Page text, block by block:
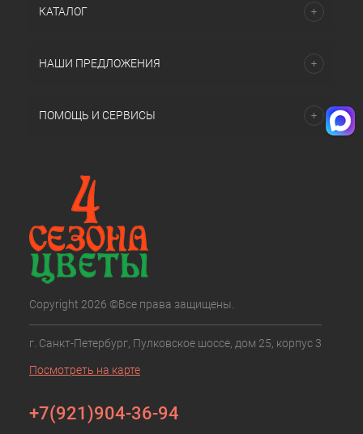
КАТАЛОГ
НАШИ ПРЕДЛОЖЕНИЯ
ПОМОЩЬ И СЕРВИСЫ
Copyright 2026 ©Все права защищены.
г. Санкт-Петербург, Пулковское шоссе, дом 25, корпус 3
Посмотреть на карте
+7(921)904-36-94